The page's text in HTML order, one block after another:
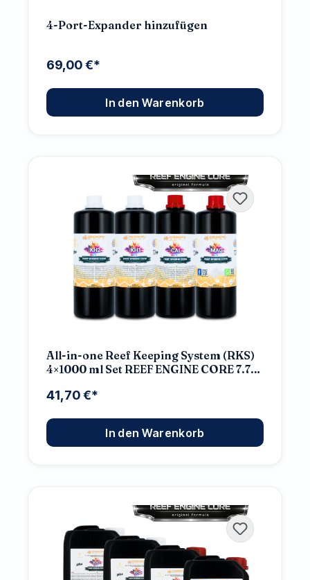
4-Port-Expander hinzufügen
69,00 €*
In den Warenkorb
All-in-one Reef Keeping System (RKS)
4×1000 ml Set REEF ENGINE CORE 7.7x
41,70 €*
In den Warenkorb